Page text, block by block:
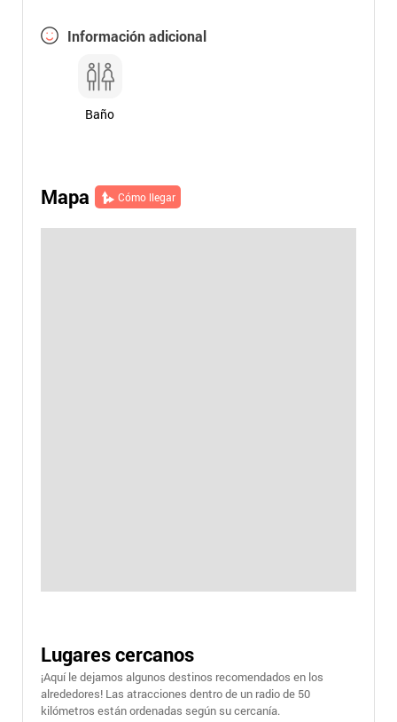
Información adicional
Baño
Mapa Cómo llegar
Lugares cercanos
¡Aquí le dejamos algunos destinos recomendados en los
alrededores! Las atracciones dentro de un radio de 50
kilómetros están ordenadas según su cercanía.